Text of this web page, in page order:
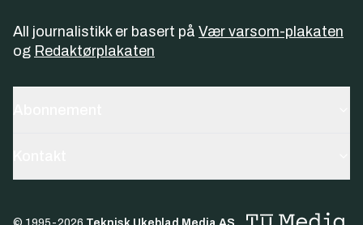
All journalistikk er basert på Vær varsom-plakaten
og Redaktørplakaten